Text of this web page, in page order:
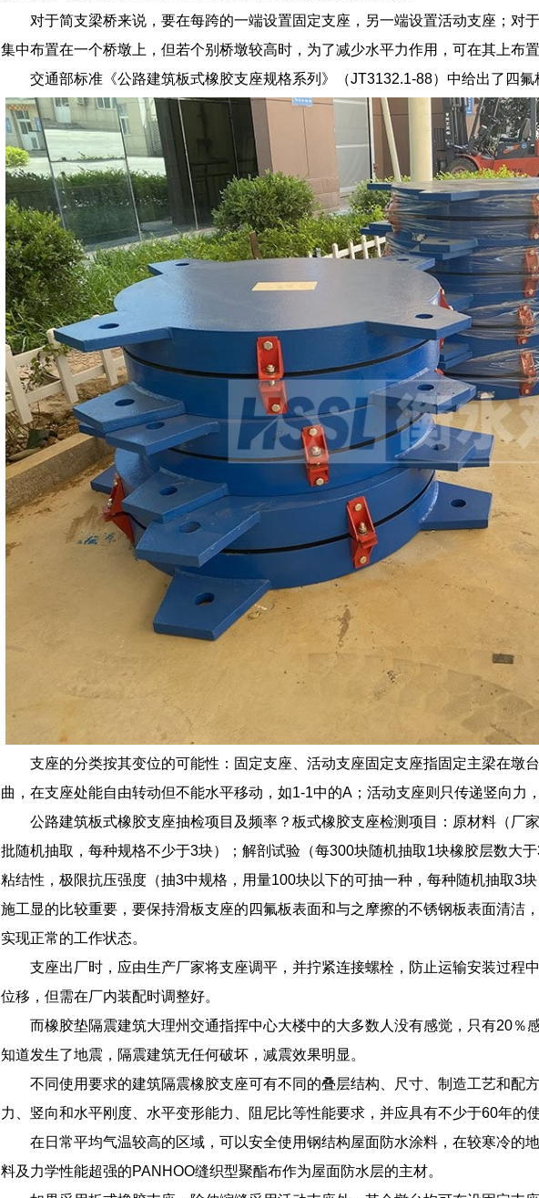
对于简支梁桥来说，要在每跨的一端设置固定支座，另一端设置活动支座；对
集中布置在一个桥墩上，但若个别桥墩较高时，为了减少水平力作用，可在其上布
交通部标准《公路建筑板式橡胶支座规格系列》（JT3132.1-88）中给出了四氟
支座的分类按其变位的可能性：固定支座、活动支座固定支座指固定主梁在墩
曲，在支座处能自由转动但不能水平移动，如1-1中的A；活动支座则只传递竖向力
公路建筑板式橡胶支座抽检项目及频率？板式橡胶支座检测项目：原材料（厂
批随机抽取，每种规格不少于3块）；解剖试验（每300块随机抽取1块橡胶层数大
粘结性，极限抗压强度（抽3中规格，用量100块以下的可抽一种，每种随机抽取3
施工显的比较重要，要保持滑板支座的四氟板表面和与之摩擦的不锈钢板表面清洁
实现正常的工作状态。
支座出厂时，应由生产厂家将支座调平，并拧紧连接螺栓，防止运输安装过程
位移，但需在厂内装配时调整好。
而橡胶垫隔震建筑大理州交通指挥中心大楼中的大多数人没有感觉，只有20％
知道发生了地震，隔震建筑无任何破坏，减震效果明显。
不同使用要求的建筑隔震橡胶支座可有不同的叠层结构、尺寸、制造工艺和配
力、竖向和水平刚度、水平变形能力、阻尼比等性能要求，并应具有不少于60年的使
在日常平均气温较高的区域，可以安全使用钢结构屋面防水涂料，在较寒冷的
料及力学性能超强的PANHOO缝织型聚酯布作为屋面防水层的主材。